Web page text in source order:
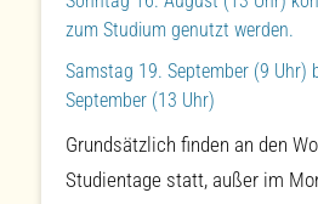
zum Studium genutzt werden.
Samstag 19. September (9 Uhr)
September (13 Uhr)
Grundsätzlich finden an den
Studientage statt, außer im